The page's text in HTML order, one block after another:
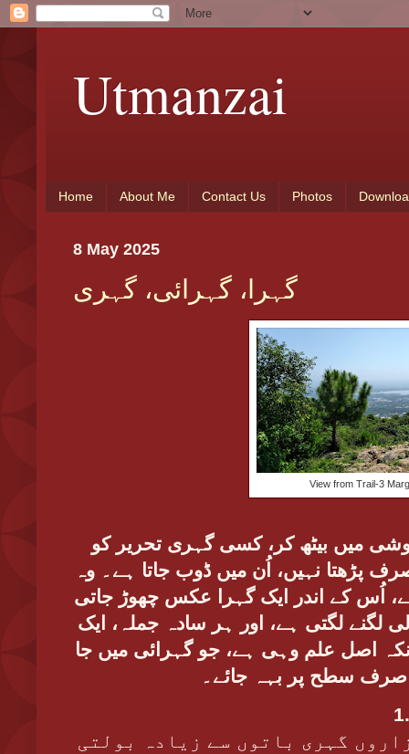
Utmanzai
Home About Me Contact Us Photos
8 May 2025
گہرا، گہرائی، گہری
View from Trail-3
میں بیٹھ کر، کسی گہری تحریر کو
صرف پڑھتا نہیں، اُن میں ڈوب جاتا ہے۔ وہ
اُس کے اندر ایک گہرا عکس چھوڑ جاتی
لگنے لگتی ہے، اور ہر سادہ جملہ، ایک
اصل علم وہی ہے، جو گہرائی میں جا
سطح پر بہہ جائے۔
گہری باتوں سے زیادہ بولتی